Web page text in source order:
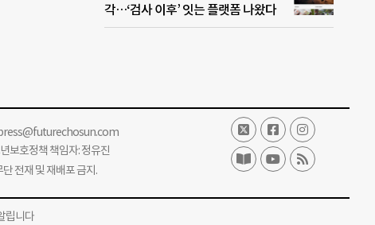
각…‘검사 이후’ 잇는 플랫폼 나왔다
호정책 책임자: 정유진
전재 및 재배포 금지.
립니다